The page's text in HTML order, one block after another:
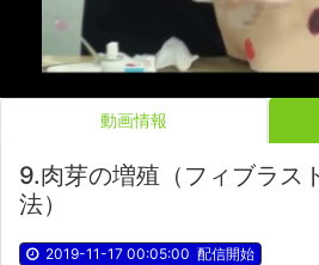
動画情報
9.肉芽の増殖（フィブラス
法）
2019-11-17 00:05:00 配信開始